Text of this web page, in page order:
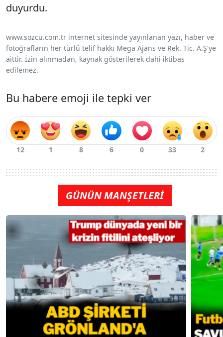
duyurdu.
www.sozcu.com.tr internet sitesinde yayınlanan yazı, haber ve
fotoğrafların her türlü telif hakkı Mega Ajans ve Rek. Tic. A.Ş'ye
aittir. İzin alınmadan, kaynak gösterilerek dahi iktibas
edilemez.
Bu habere emoji ile tepki ver
GÜNÜN MANŞETLERİ